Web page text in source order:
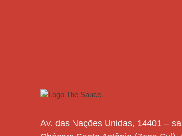
Av. das Nações Unidas, 14401 –